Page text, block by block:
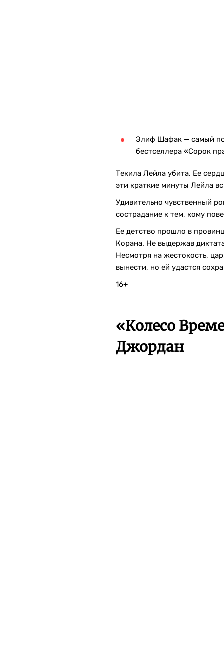
Элиф Шафак — самый
бестселлера «Сорок
Текила Лейла убита. Ее
эти краткие минуты Лейла
Удивительно чувственный
сострадание к тем, кому
Ее детство прошло в
Корана. Не выдержав
Несмотря на жестокость,
вынести, но ей удастся
16+
«Колесо
Джордан